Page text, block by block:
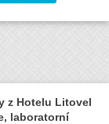
z Hotelu Litovel
laboratorní